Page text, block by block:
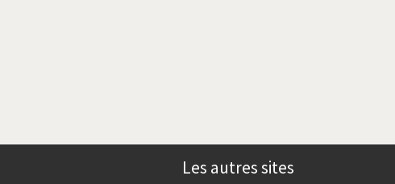
Les autres sites